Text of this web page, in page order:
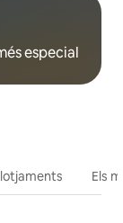
especial
Els